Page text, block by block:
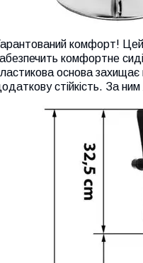
комфорт!
комфортне
основа захищає
стійкість. За